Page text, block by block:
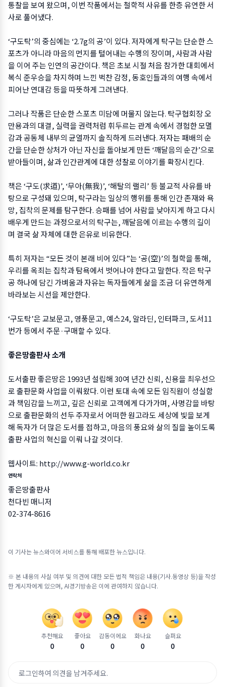
통찰을 보여 왔으며, 이번 작품에서는 철학적 사유를 한층 유연한 서
사로 풀어냈다.
‘구도탁’의 중심에는 ‘2.7g의 공’이 있다. 저자에게 탁구는 단순한 스
포츠가 아니라 마음의 먼지를 털어내는 수행의 장이며, 사람과 사람
을 이어 주는 인연의 공간이다. 책은 초보 시절 처음 참가한 대회에서
복식 준우승을 차지하며 느낀 벅찬 감정, 동호인들과의 여행 속에서
피어난 연대감 등을 따뜻하게 그려낸다.
그러나 작품은 단순한 스포츠 미담에 머물지 않는다. 탁구협회장 오
만용과의 대결, 실력을 권력처럼 휘두르는 관계 속에서 경험한 모멸
감과 공동체 내부의 균열까지 솔직하게 드러낸다. 저자는 패배의 순
간을 단순한 상처가 아닌 자신을 돌아보게 만든 ‘깨달음의 순간’으로
받아들이며, 삶과 인간관계에 대한 성찰로 이야기를 확장시킨다.
책은 ‘구도(求道)’, ‘무아(無我)’, ‘해탈의 랠리’ 등 불교적 사유를 바
탕으로 구성돼 있으며, 탁구라는 일상의 행위를 통해 인간 존재와 욕
망, 집착의 문제를 탐구한다. 승패를 넘어 사람을 낮아지게 하고 다시
배우게 만드는 과정으로서의 탁구는, 깨달음에 이르는 수행의 길이
며 결국 삶 자체에 대한 은유로 비유한다.
특히 저자는 “모든 것이 본래 비어 있다”는 ‘공(空)’의 철학을 통해,
우리를 옥죄는 집착과 탐욕에서 벗어나야 한다고 말한다. 작은 탁구
공 하나에 담긴 가벼움과 자유는 독자들에게 삶을 조금 더 유연하게
바라보는 시선을 제안한다.
‘구도탁’은 교보문고, 영풍문고, 예스24, 알라딘, 인터파크, 도서11
번가 등에서 주문·구매할 수 있다.
좋은땅출판사 소개
도서출판 좋은땅은 1993년 설립해 30여 년간 신뢰, 신용을 최우선으
로 출판문화 사업을 이뤄왔다. 이런 토대 속에 모든 임직원이 성실함
과 책임감을 느끼고, 깊은 신뢰로 고객에게 다가가며, 사명감을 바탕
으로 출판문화의 선두 주자로서 어떠한 원고라도 세상에 빛을 보게
해 독자가 더 많은 도서를 접하고, 마음의 풍요와 삶의 질을 높이도록
출판 사업의 혁신을 이뤄 나갈 것이다.
웹사이트: http://www.g-world.co.kr
연락처
좋은땅출판사
천다빈 매니저
02-374-8616
이 기사는 뉴스와이어 서비스를 통해 배포한 뉴스입니다.
※ 본 내용의 사실 여부 및 의견에 대한 모든 법적 책임은 내용(기사.동영상 등)을 작성
한 게시자에게 있으며, AI경기방송은 이에 관여하지 않습니다.
추천해요
0
좋아요
0
감동이에요
0
화나요
0
슬퍼요
0
로그인하여 의견을 남겨주세요.